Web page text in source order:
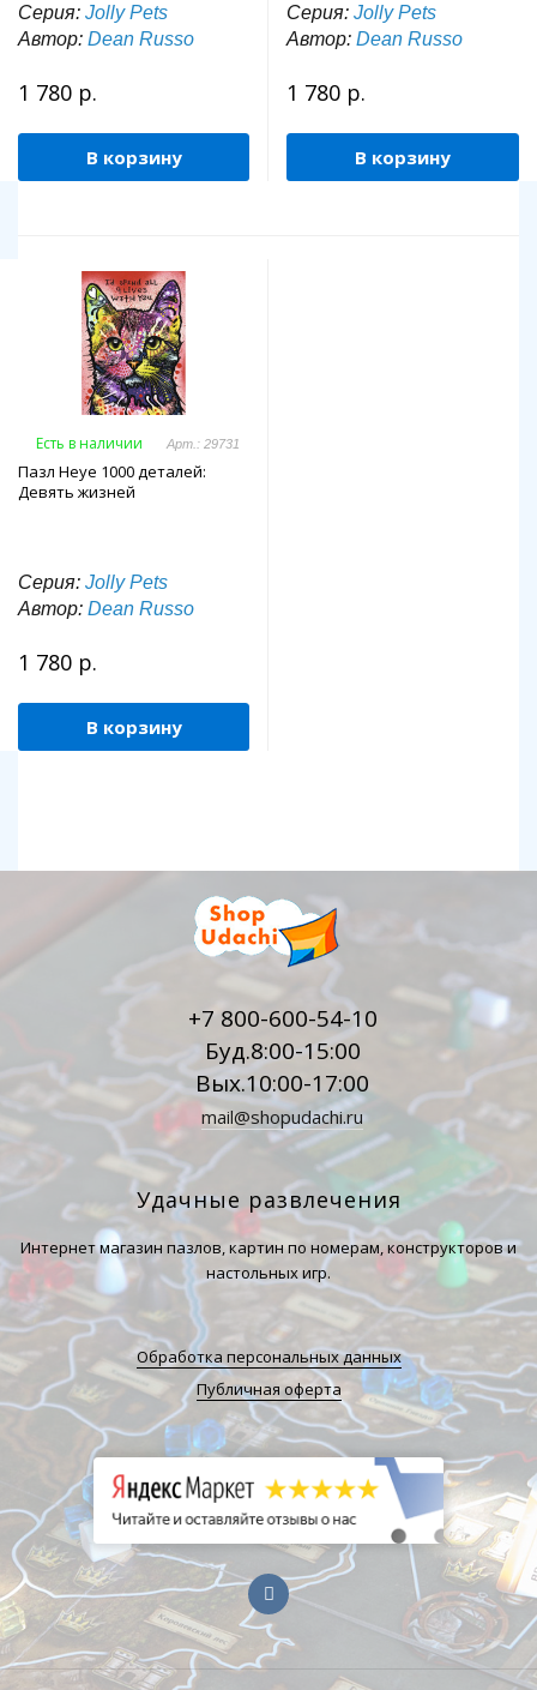
Серия: Jolly Pets
Автор: Dean Russo
1 780 р.
В корзину
Серия: Jolly Pets
Автор: Dean Russo
1 780 р.
В корзину
Есть в наличии Арт.: 29731
Пазл Heye 1000 деталей:
Девять жизней
Серия: Jolly Pets
Автор: Dean Russo
1 780 р.
В корзину
+7 800-600-54-10
Буд.8:00-15:00
Вых.10:00-17:00
mail@shopudachi.ru
Удачные развлечения
Интернет магазин пазлов, картин по номерам, конструкторов и
настольных игр.
Обработка персональных данных
Публичная оферта